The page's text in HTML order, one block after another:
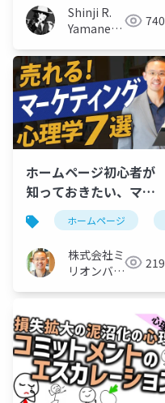
Shinji R.
Yamane
740
ホームページ初心者が
知っておきたい、マー
ケティング心理学：厳
選７つ
ホームページ
株式会社ミ
リオンバリ
219